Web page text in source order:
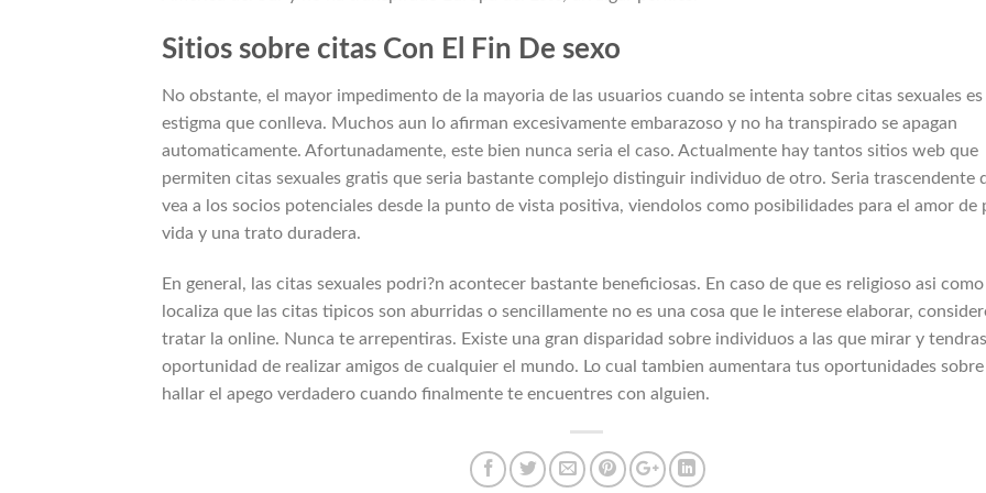
Sitios sobre citas Con El Fin De sexo
No obstante, el mayor impedimento de la mayoria de las usuarios cuando se intenta sobre citas sexuales es
estigma que conlleva. Muchos aun lo afirman excesivamente embarazoso y no ha transpirado se apagan
automaticamente. Afortunadamente, este bien nunca seri­a el caso. Actualmente hay tantos sitios web que
permiten citas sexuales gratis que seria bastante complejo distinguir individuo de otro. Seri­a trascendente
vea a los socios potenciales desde la punto de vista positiva, viendolos como posibilidades para el amor de
vida y una trato duradera.
En general, las citas sexuales podri?n acontecer bastante beneficiosas. En caso de que es religioso asi­ como
localiza que las citas ti­picos son aburridas o sencillamente no es una cosa que le interese elaborar,
tratar la online. Nunca te arrepentiras. Existe una gran disparidad sobre individuos a las que mirar y
oportunidad de realizar amigos de cualquier el mundo. Lo cual tambien aumentara tus oportunidades sobre
hallar el apego verdadero cuando finalmente te encuentres con alguien.